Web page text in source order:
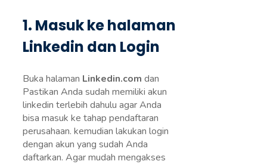
1. Masuk ke halaman
Linkedin dan Login
Buka halaman Linkedin.com dan
Pastikan Anda sudah memiliki akun
linkedin terlebih dahulu agar Anda
bisa masuk ke tahap pendaftaran
perusahaan. kemudian lakukan login
dengan akun yang sudah Anda
daftarkan. Agar mudah mengakses